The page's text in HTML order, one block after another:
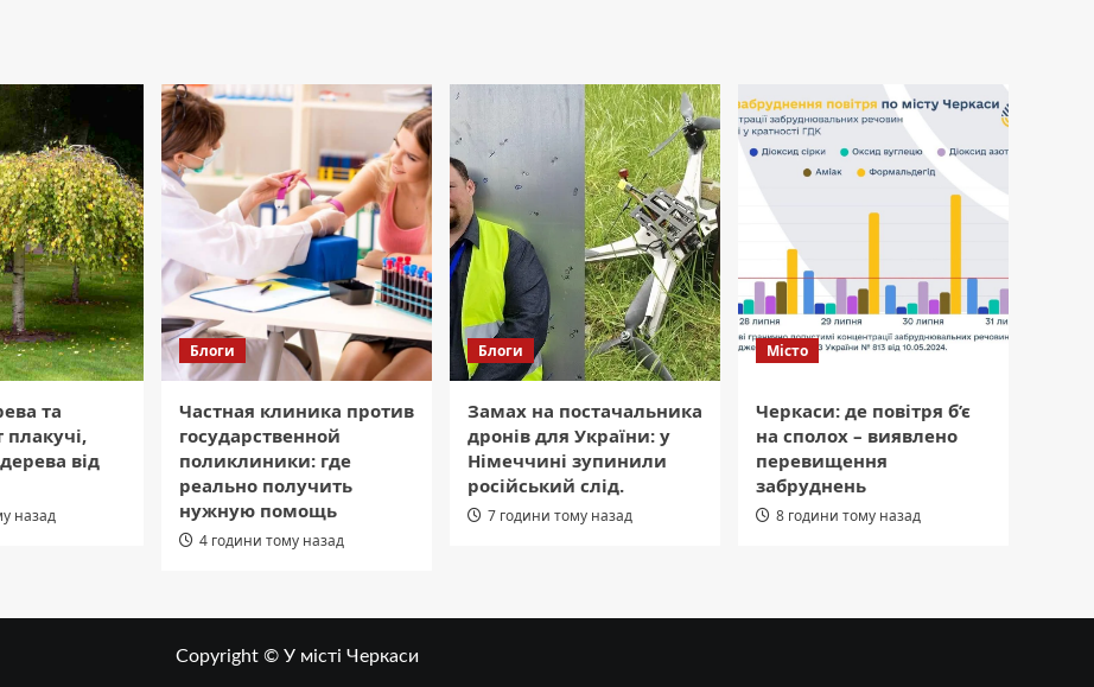
та
від
назад
Блоги
Частная клиника против
государственной
поликлиники: где
реально получить
нужную помощь
4 години тому назад
Блоги
Замах на постачальника
дронів для України: у
Німеччині зупинили
російський слід.
7 години тому назад
Місто
Черкаси: де повітря б’є
на сполох – виявлено
перевищення
забруднень
8 години тому назад
Copyright © У місті Черкаси